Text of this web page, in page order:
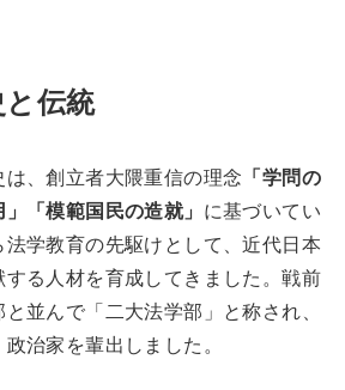
伝統
、創立者大隈重信の理念 「学問の
「模範国民の造就」 に基づいてい
学教育の先駆けとして、近代日本
る人材を育成してきました。戦前
並んで「二大法学部」と称され、
治家を輩出しました。